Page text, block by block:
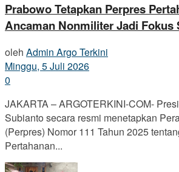
Prabowo Tetapkan Perpres
Ancaman Nonmiliter Jadi Fokus
oleh Admin Argo Terkini
Minggu, 5 Juli 2026
0
JAKARTA – ARGOTERKINI-COM-
Subianto secara resmi menetapkan
(Perpres) Nomor 111 Tahun 2025
Pertahanan...